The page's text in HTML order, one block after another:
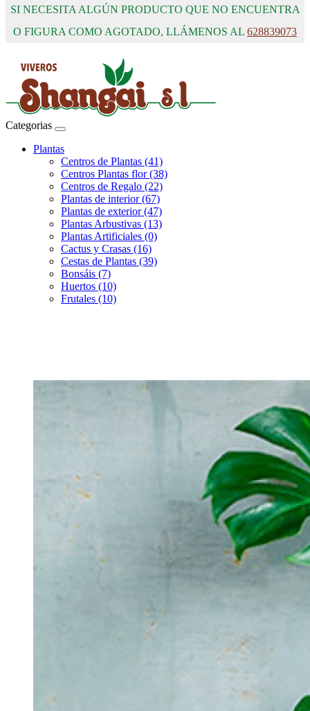
SI NECESITA ALGÚN PRODUCTO QUE NO ENCUENTRA
O FIGURA COMO AGOTADO, LLÁMENOS AL 628839073
Categorias
Plantas
Centros de Plantas (41)
Centros Plantas flor (38)
Centros de Regalo (22)
Plantas de interior (67)
Plantas de exterior (47)
Plantas Arbustivas (13)
Plantas Artificiales (0)
Cactus y Crasas (16)
Cestas de Plantas (39)
Bonsáis (7)
Huertos (10)
Frutales (10)